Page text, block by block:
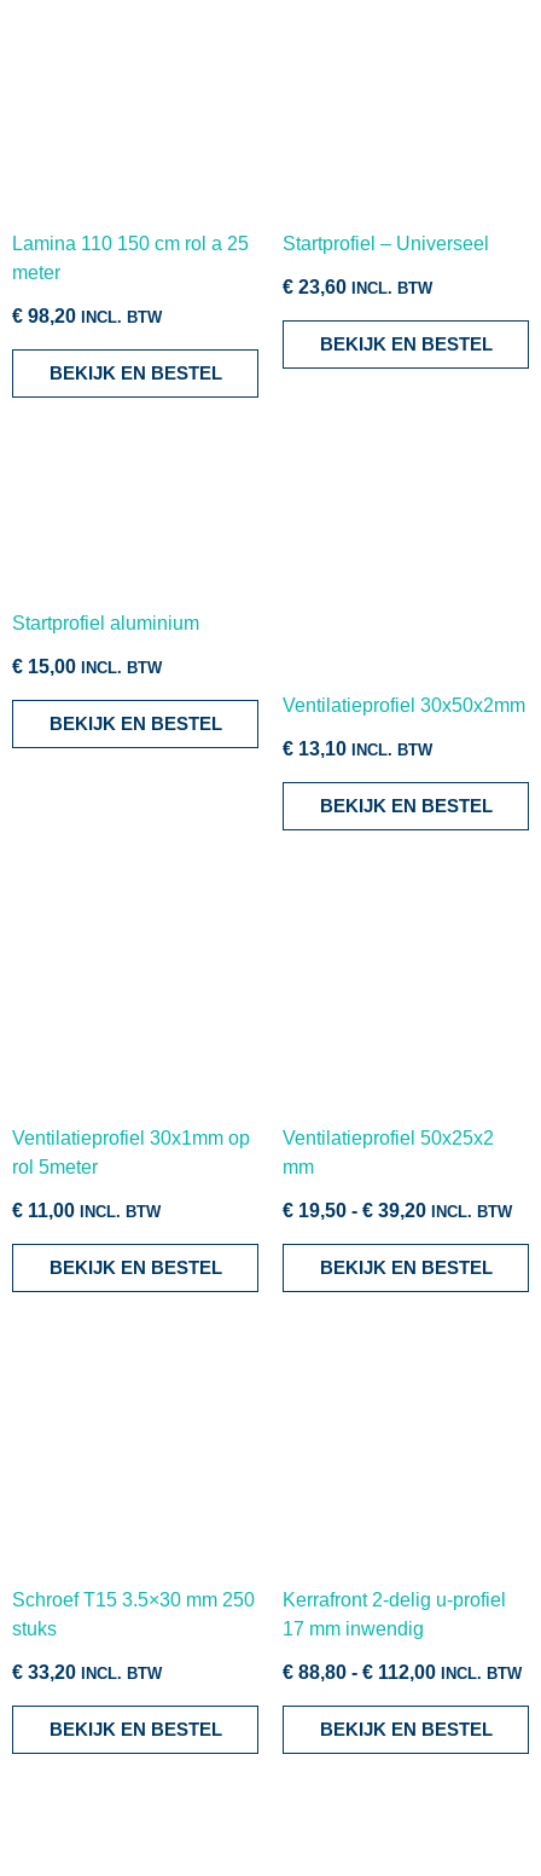
Lamina 110 150 cm rol a 25
meter
€ 98,20 INCL. BTW
BEKIJK EN BESTEL
Startprofiel – Universeel
€ 23,60 INCL. BTW
BEKIJK EN BESTEL
Startprofiel aluminium
€ 15,00 INCL. BTW
BEKIJK EN BESTEL
Ventilatieprofiel 30x50x2mm
€ 13,10 INCL. BTW
BEKIJK EN BESTEL
Ventilatieprofiel 30x1mm op
rol 5meter
€ 11,00 INCL. BTW
BEKIJK EN BESTEL
Ventilatieprofiel 50x25x2
mm
€ 19,50 - € 39,20 INCL. BTW
BEKIJK EN BESTEL
Schroef T15 3.5×30 mm 250
stuks
€ 33,20 INCL. BTW
BEKIJK EN BESTEL
Kerrafront 2-delig u-profiel
17 mm inwendig
€ 88,80 - € 112,00 INCL. BTW
BEKIJK EN BESTEL